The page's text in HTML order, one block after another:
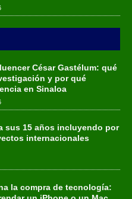
César Gastélum: qué
y por qué
en Sinaloa
sus 15 años incluyendo por
internacionales
la compra de tecnología: